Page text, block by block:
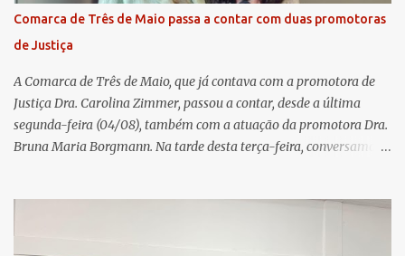
do Fundo Social, reforçando o compromisso da cooperativa com a
transparência e a governança. No Encontro de Coordenadores de
Núcleo, o presidente da Sicredi União RS/ES, Sidnei Strejevitch, fez
um balanço das principais real...
Comarca de Três de Maio passa a contar com duas promotoras
de Justiça
A Comarca de Três de Maio, que já contava com a promotora de
Justiça Dra. Carolina Zimmer, passou a contar, desde a última
segunda-feira (04/08), também com a atuação da promotora Dra.
Bruna Maria Borgmann. Na tarde desta terça-feira, conversamos
pelo Ministério Público e destacou a importância da instituição
para a comunidade, bem como a relevância da chegada da nova